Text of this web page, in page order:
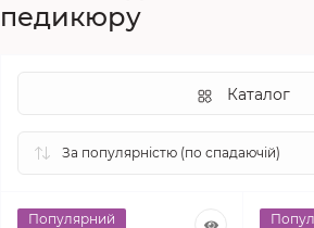
педикюру
Каталог
Популярний